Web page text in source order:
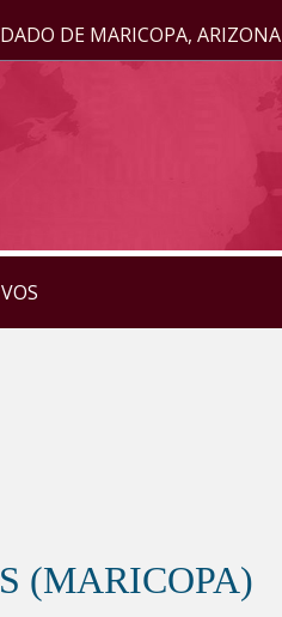
DE MARICOPA, ARIZONA
(MARICOPA)